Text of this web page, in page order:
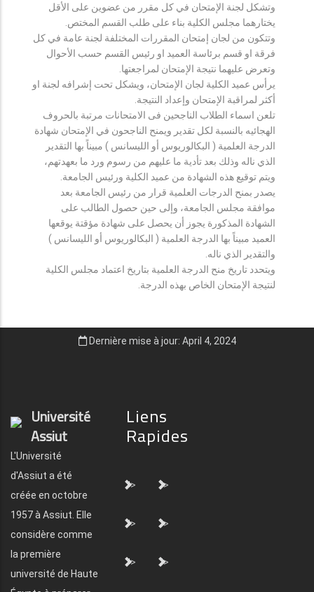
وتشكل لجنة الإمتحان في كل مقرر من عضوين على الأقل
يختارهما مجلس الكلية بناء على طلب القسم المختص.
وتتكون من لجان إمتحان المقررات المختلفة لجنة عامة في كل
فرقة او قسم برئاسة العميد او رئيس القسم حسب الأحوال
وتعرض عليهما نتيجة الإمتحان لمراجعتها.
يرأس عميد الكلية لجان الإمتحان، ويشكل تحت إشرافه لجنة او
أكثر لمراقبة الإمتحان وإعداد النتيجة.
تلعن اسماء الطلاب الناجحين فى الامتحانات مرتبة بالحروف
الهجائيه بالنسبة لكل تقدير ويمنح الناجحون في الإمتحان شهادة
الدرجة العلمية ( البكالوريوس أو الليسانس ) مبيناً بها التقدير
الذي ناله وذلك بعد تأدية ما عليهم من رسوم ورد ما بعهدتهم،
ويتم توقيع هذه الشهادة من عميد الكلية ورئيس الجامعة.
يصدر بمنح الدرجات العلمية قرار من رئيس الجامعة بعد
موافقة مجلس الجامعة، وإلى حين حصول الطالب على
الشهادة المذكورة يجوز أن يحصل على شهادة مؤقتة يوقعها
العميد مبيناً بها الدرجة العلمية ( البكالوريوس أو الليسانس )
والتقدير الذي ناله.
ويتحدد تاريخ منح الدرجة العلمية بتاريخ اعتماد مجلس الكلية
لنتيجة الإمتحان الخاص بهذه الدرجة.
Dernière mise à jour: April 4, 2024
Université
Assiut
L'Université
d'Assiut a été
créée en octobre
1957 à Assiut. Elle
considère comme
la première
université de Haute
Liens
Rapides
"> ">
"> ">
"> ">